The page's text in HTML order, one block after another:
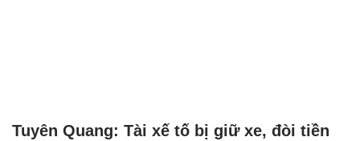
Tuyên Quang: Tài xế tố bị giữ xe, đòi tiền